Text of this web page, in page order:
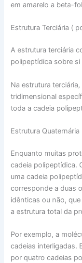
em amarelo a beta-
Estrutura Terciária (
A estrutura terciária
polipeptídica sobre si
Na estrutura
tridimensional
toda a cadeia
Estrutura
Enquanto muitas
cadeia polipeptídica.
uma cadeia
corresponde a duas
idênticas ou não,
a estrutura total da
Por exemplo, a
cadeias interligadas.
por quatro cadeias